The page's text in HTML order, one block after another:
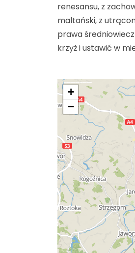
renesansu, z
maltański, z
prawa
krzyż i ustawić w
+
−